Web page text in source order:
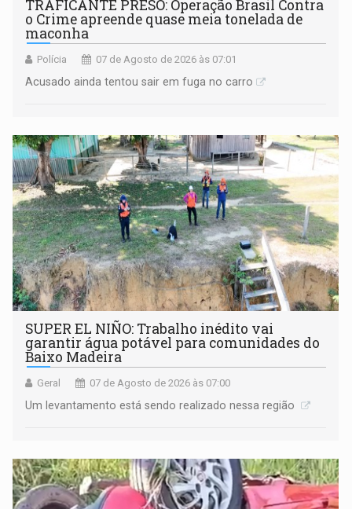
TRAFICANTE PRESO: Operação Brasil Contra
o Crime apreende quase meia tonelada de
maconha
Polícia 07 de Agosto de 2026 às 07:01
Acusado ainda tentou sair em fuga no carro
SUPER EL NIÑO: Trabalho inédito vai
garantir água potável para comunidades do
Baixo Madeira
Geral 07 de Agosto de 2026 às 07:00
Um levantamento está sendo realizado nessa região